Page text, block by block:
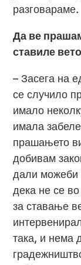
разговараме.
Да ве
ставиле
– Засега на
се случило
имало
имала
прашањето
добивам
дали можеби
дека не се
за ставање
така, и нема